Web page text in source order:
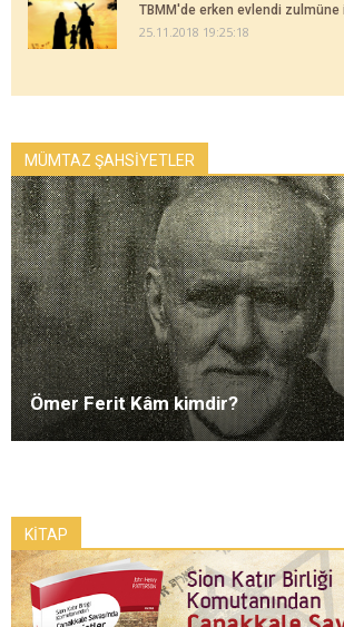
TBMM'de erken evlendi zulmüne
25.11.2018 19:25:18
MÜMTAZ ŞAHSİYETLER
Ömer Ferit Kâm kimdir?
KİTAP